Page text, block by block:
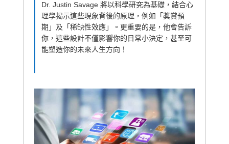
Dr. Justin Savage 將以科學研究為基礎，結合心
理學揭示這些現象背後的原理，例如「獎賞預
期」及「稀缺性效應」。更重要的是，他會告訴
你，這些設計不僅影響你的日常小決定，甚至可
能塑造你的未來人生方向！